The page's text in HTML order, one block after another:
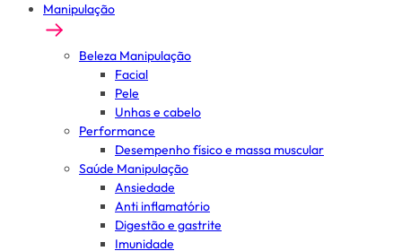
Manipulação
Beleza Manipulação
Facial
Pele
Unhas e cabelo
Performance
Desempenho físico e massa muscular
Saúde Manipulação
Ansiedade
Anti inflamatório
Digestão e gastrite
Imunidade